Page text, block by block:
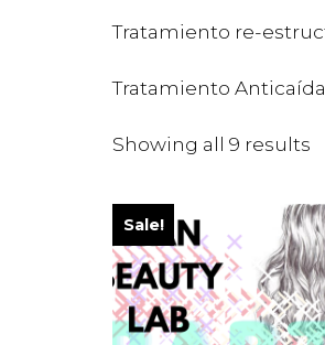
Tratamiento re-
Tratamiento
Showing all 9 results
Sale!